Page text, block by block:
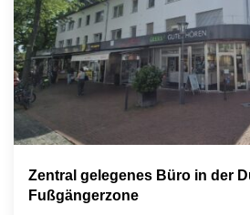
Zentral gelegenes Büro in der
Fußgängerzone